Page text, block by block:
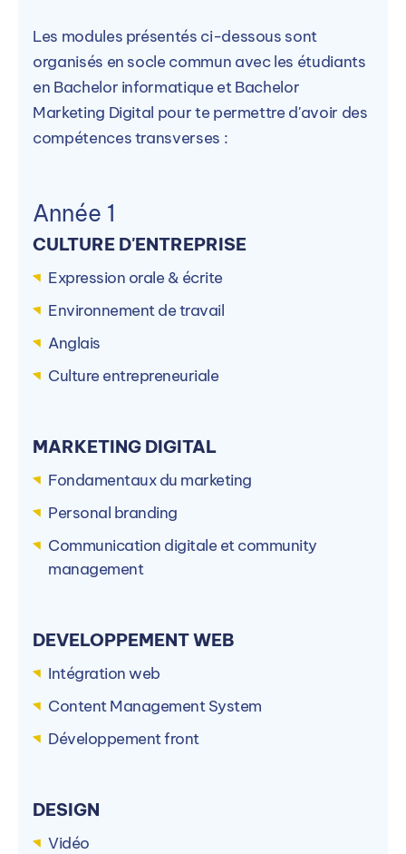
Les modules présentés ci-dessous sont
organisés en socle commun avec les étudiants
en Bachelor informatique et Bachelor
Marketing Digital pour te permettre d'avoir des
compétences transverses :
Année 1
CULTURE D'ENTREPRISE
Expression orale & écrite
Environnement de travail
Anglais
Culture entrepreneuriale
MARKETING DIGITAL
Fondamentaux du marketing
Personal branding
Communication digitale et community
management
DEVELOPPEMENT WEB
Intégration web
Content Management System
Développement front
DESIGN
Vidéo